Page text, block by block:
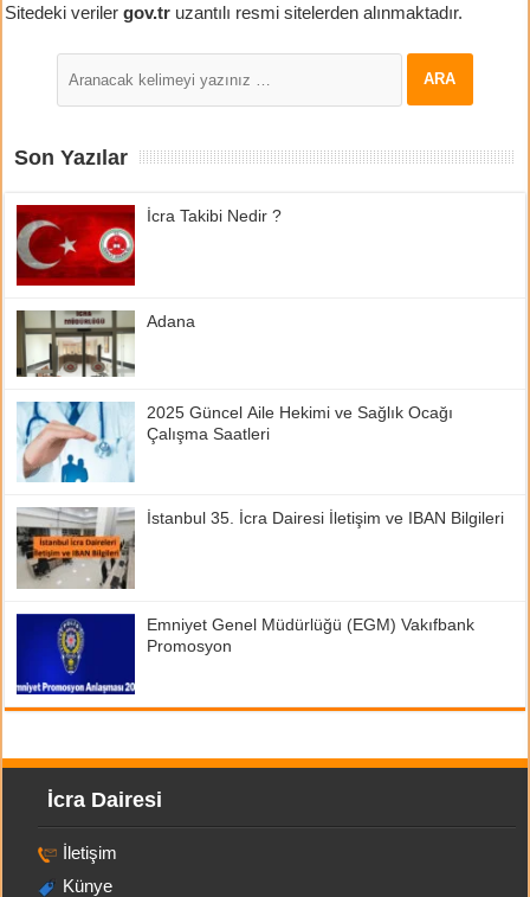
Sitedeki verilergov.tr uzantılı resmi sitelerden alınmaktadır.
Son Yazılar
İcra Takibi Nedir ?
Adana
2025 Güncel Aile Hekimi ve Sağlık Ocağı
Çalışma Saatleri
İstanbul 35. İcra Dairesi İletişim ve IBAN Bilgileri
Emniyet Genel Müdürlüğü (EGM) Vakıfbank
Promosyon
İcra Dairesi
İletişim
Künye